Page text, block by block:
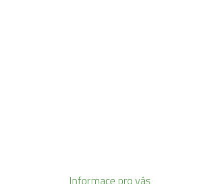
Informace pro vás